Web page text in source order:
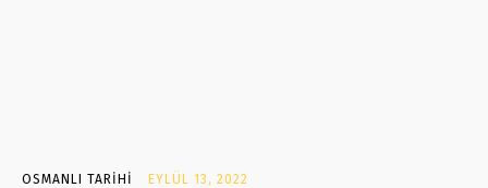
OSMANLI TARIHI EYLÜL 13, 2022